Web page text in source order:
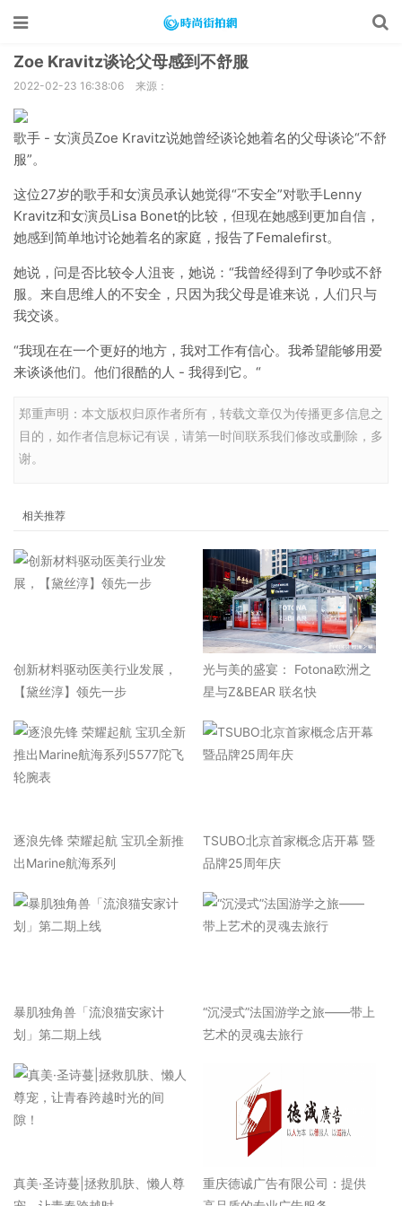
Zoe Kravitz谈论父母感到不舒服
2022-02-23 16:38:06 来源：
歌手 - 女演员Zoe Kravitz说她曾经谈论她着名的父母谈论“不舒
服”。
这位27岁的歌手和女演员承认她觉得“不安全”对歌手Lenny
Kravitz和女演员Lisa Bonet的比较，但现在她感到更加自信，
她感到简单地讨论她着名的家庭，报告了Femalefirst。
她说，问是否比较令人沮丧，她说：“我曾经得到了争吵或不舒
服。来自思维人的不安全，只因为我父母是谁来说，人们只与
我交谈。
“我现在在一个更好的地方，我对工作有信心。我希望能够用爱
来谈谈他们。他们很酷的人 - 我得到它。“
郑重声明：本文版权归原作者所有，转载文章仅为传播更多信息之
目的，如作者信息标记有误，请第一时间联系我们修改或删除，多
谢。
相关推荐
​创新材料驱动医美行业发展，
【黛丝淳】领先一步
光与美的盛宴： Fotona欧洲之
星与Z&BEAR 联名快
逐浪先锋 荣耀起航 宝玑全新推
出Marine航海系列
TSUBO北京首家概念店开幕 暨
品牌25周年庆
暴肌独角兽「流浪猫安家计
划」第二期上线
“沉浸式”法国游学之旅——带上
艺术的灵魂去旅行
真美·圣诗蔓|拯救肌肤、懒人尊
重庆德诚广告有限公司：提供